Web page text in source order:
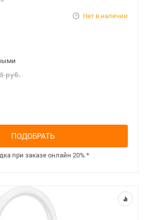
Нет в наличии
руб.
ПОДОБРАТЬ
при заказе онлайн 20% *